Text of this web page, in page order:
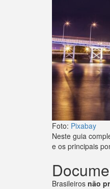
Foto: Pixabay
Neste guia
e os principais
Brasileiros não